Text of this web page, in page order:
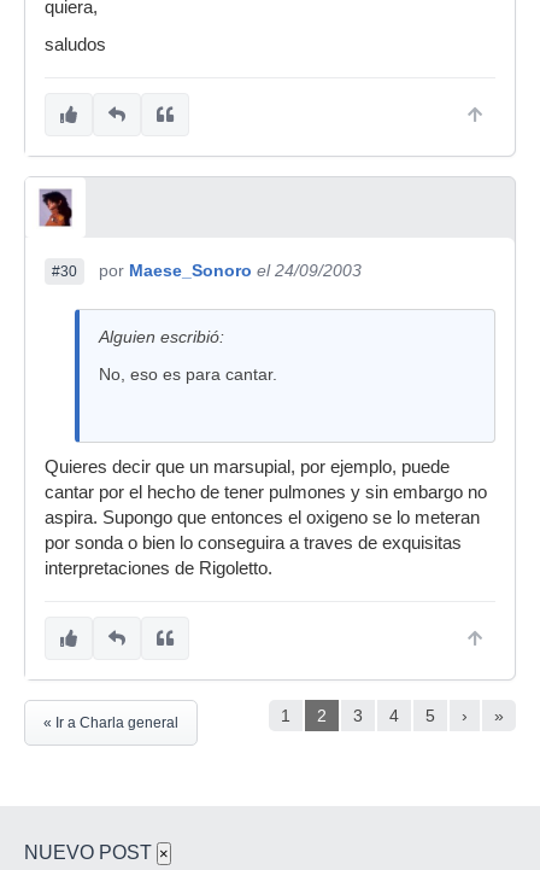
quiera,
saludos
#30 por Maese_Sonoro el 24/09/2003
Alguien escribió:
No, eso es para cantar.
Quieres decir que un marsupial, por ejemplo, puede
cantar por el hecho de tener pulmones y sin embargo no
aspira. Supongo que entonces el oxigeno se lo meteran
por sonda o bien lo conseguira a traves de exquisitas
interpretaciones de Rigoletto.
1 2 3 4 5 › »
« Ir a Charla general
NUEVO POST ×